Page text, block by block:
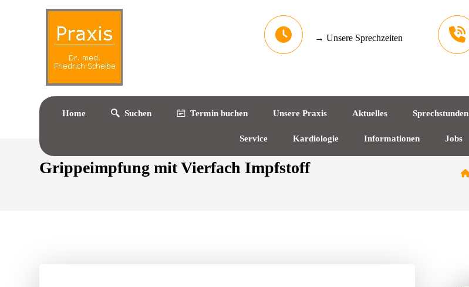
→ Unsere Sprechzeiten
Home Suchen Termin buchen Unsere Praxis Aktuelles Sprechstunden
Service Kardiologie Informationen Jobs
Grippeimpfung mit Vierfach Impfstoff